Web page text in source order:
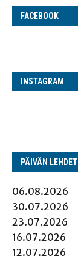
FACE­BOOK
INS­TA­GRAM
PÄI­VÄN LEHDET
06.08.2026
30.07.2026
23.07.2026
16.07.2026
12.07.2026